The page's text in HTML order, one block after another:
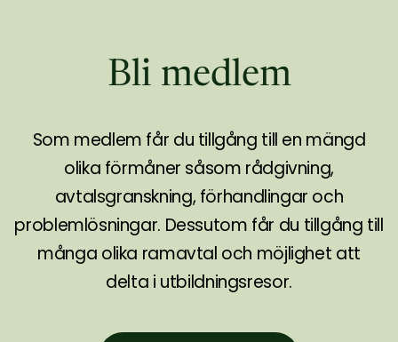
Bli medlem
Som medlem får du tillgång till en mängd
olika förmåner såsom rådgivning,
avtalsgranskning, förhandlingar och
problemlösningar. Dessutom får du tillgång till
många olika ramavtal och möjlighet att
delta i utbildningsresor.